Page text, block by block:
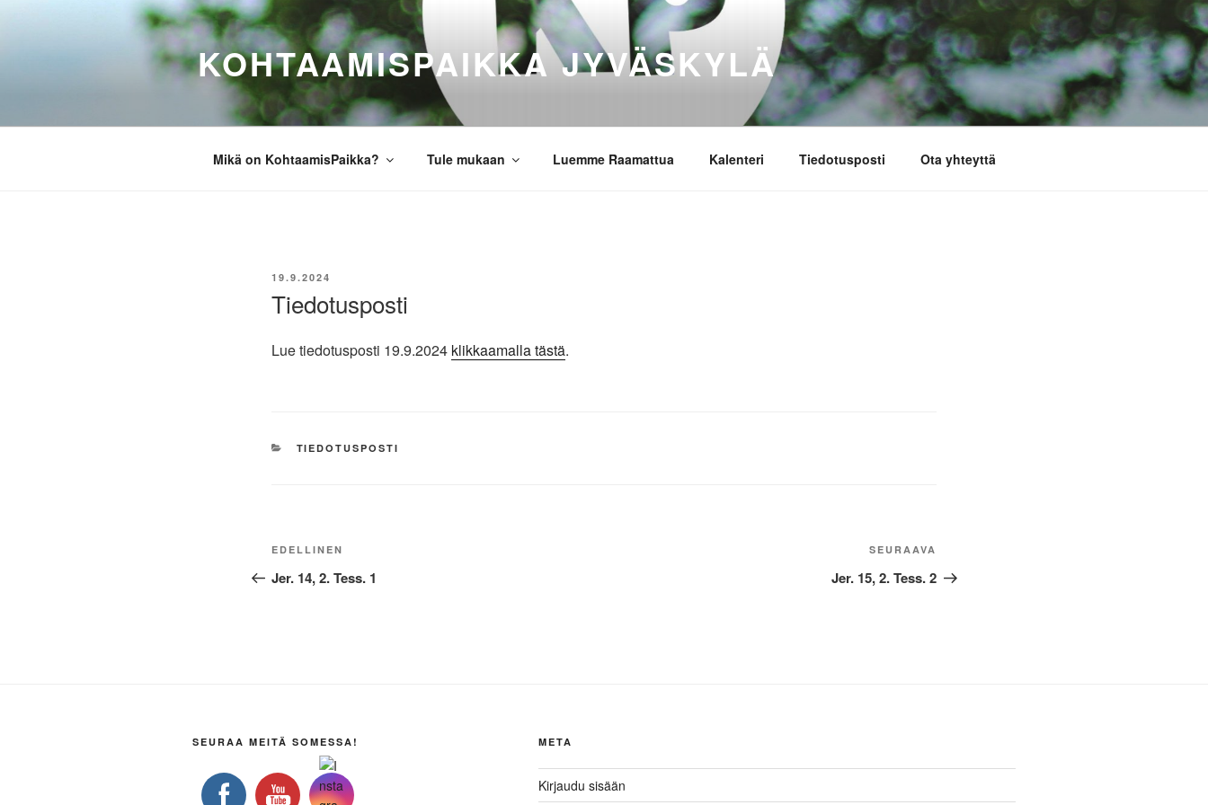
KOHTAAMISPAIKKA JYVÄSKYLÄ
Mikä on KohtaamisPaikka? Tule mukaan Luemme Raamattua Kalenteri Tiedotusposti Ota yhteyttä
JULKAISTU
19.9.2024
Tiedotusposti
Lue tiedotusposti 19.9.2024 klikkaamalla tästä.
KATEGORIAT
TIEDOTUSPOSTI
Artikkelien
selaus
Edellinen
artikkeli
EDELLINEN
Jer. 14, 2. Tess. 1
artikkeli
SEURAAVA
Jer. 15, 2. Tess. 2
SEURAA MEITÄ SOMESSA! META
Kirjaudu sisään